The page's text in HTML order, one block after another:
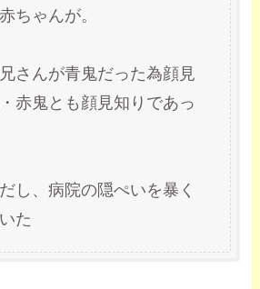
ちゃんが。
さんが青鬼だった為顔見
赤鬼とも顔見知りであっ
し、病院の隠ぺいを暴く
た